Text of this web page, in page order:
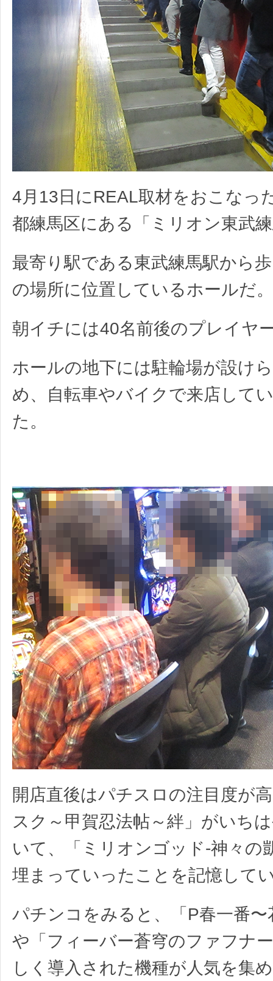
4月13日にREAL取材をおこなっ
都練馬区にある「ミリオン東武
最寄り駅である東武練馬駅から
の場所に位置しているホールだ。
朝イチには40名前後のプレイヤ
ホールの地下には駐輪場が設け
め、自転車やバイクで来店して
た。
開店直後はパチスロの注目度が
スク～甲賀忍法帖～絆」がいち
いて、「ミリオンゴッド-神々の
埋まっていったことを記憶して
パチンコをみると、「P春一番〜
や「フィーバー蒼穹のファフナ
しく導入された機種が人気を集